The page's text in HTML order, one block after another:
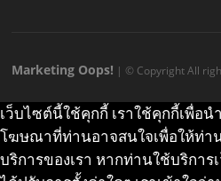
Marketing Oops! | © Copyright All
เว็บไซต์นี้ใช้คุกกี้ เราใช้คุกกี้เพื่อ
โฆษณาที่ท่านอาจสนใจเพื่อให้ท่
บริการของเรา หากท่านใช้บริการ